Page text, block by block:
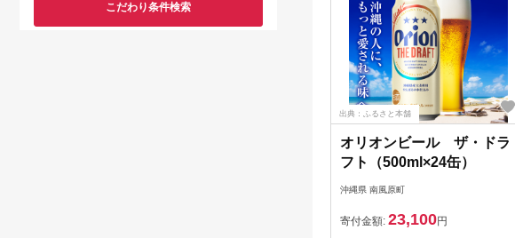
こだわり条件検索
出典：ふるさと本舗
オリオンビール ザ・ドラ
フト（500ml×24缶）
沖縄県 南風原町
寄付金額: 23,100円